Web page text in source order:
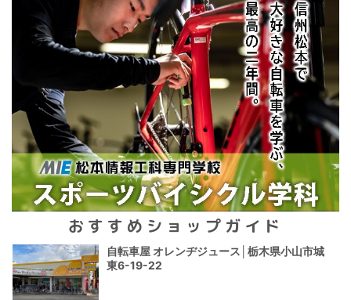
おすすめショップガイド
自転車屋 オレンヂジュース│栃木県小山市城
東6-19-22